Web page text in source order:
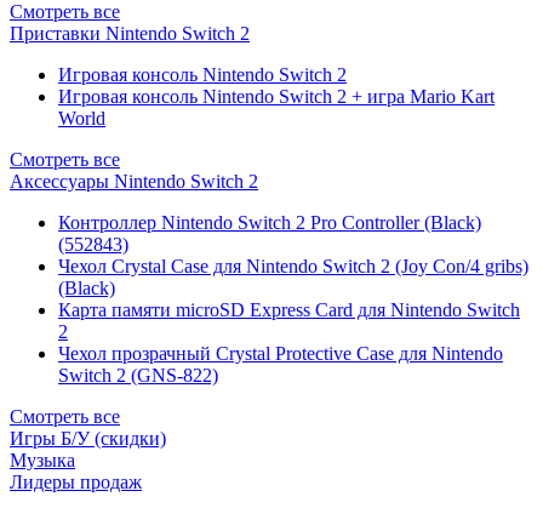
Смотреть все
Приставки Nintendo Switch 2
Игровая консоль Nintendo Switch 2
Игровая консоль Nintendo Switch 2 + игра Mario Kart
World
Смотреть все
Аксессуары Nintendo Switch 2
Контроллер Nintendo Switch 2 Pro Controller (Black)
(552843)
Чехол Сrystal Сase для Nintendo Switch 2 (Joy Con/4 gribs)
(Black)
Карта памяти microSD Express Card для Nintendo Switch
2
Чехол прозрачный Crystal Protective Case для Nintendo
Switch 2 (GNS-822)
Смотреть все
Игры Б/У (скидки)
Музыка
Лидеры продаж